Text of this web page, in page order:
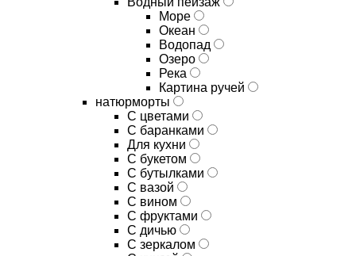
Море
Океан
Водопад
Озеро
Река
Картина ручей
натюрморты
С цветами
С баранками
Для кухни
C букетом
C бутылками
C вазой
C вином
C фруктами
C дичью
C зеркалом